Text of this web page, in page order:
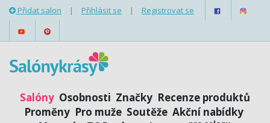
Přidat salon | Přihlásit se | Registrovat se
Salóny Osobnosti Značky Recenze produktů
Proměny Pro muže Soutěže Akční nabídky